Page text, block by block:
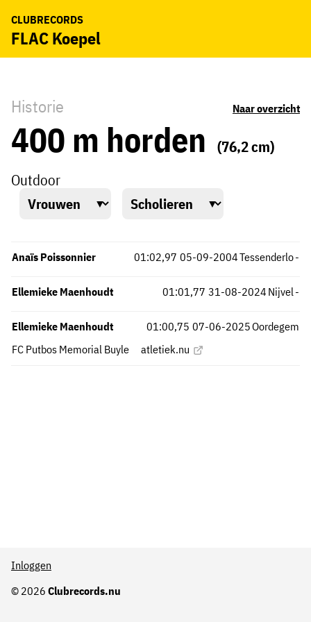
CLUBRECORDS
FLAC Koepel
Historie Naar overzicht
400 m horden
(76,2 cm)
Outdoor
Anaïs Poissonnier Tessenderlo
01:02,97 -
05-09-2004
Ellemieke Maenhoudt Nijvel
01:01,77 -
31-08-2024
Ellemieke Maenhoudt
Oordegem
FC Putbos Memorial Buyle
01:00,75
atletiek.nu
07-06-2025
© 2026 Clubrecords.nu
Inloggen